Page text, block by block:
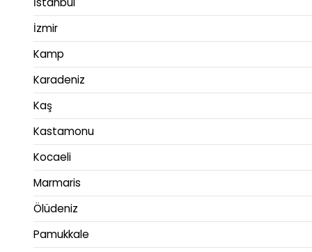
İzmir
Kamp
Karadeniz
Kaş
Kastamonu
Kocaeli
Marmaris
Ölüdeniz
Pamukkale